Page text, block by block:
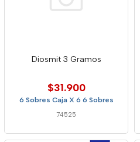
Diosmit 3 Gramos
$31.900
6 Sobres Caja X 6 6 Sobres
74525